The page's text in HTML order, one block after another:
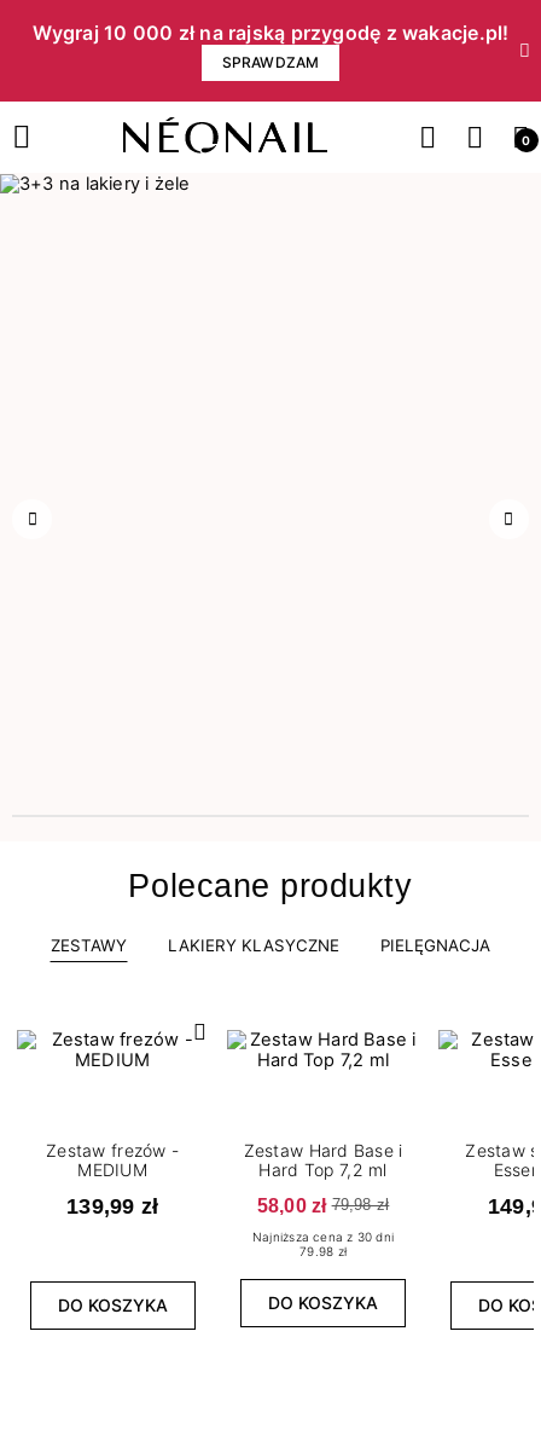
Wygraj 10 000 zł na rajską przygodę z wakacje.pl!​
SPRAWDZAM
0
Polecane produkty
ZESTAWY LAKIERY KLASYCZNE PIELĘGNACJA
Zestaw frezów -
MEDIUM
139,99 zł
DO KOSZYKA
Zestaw Hard Base i
Hard Top 7,2 ml
58,00 zł 79,98 zł
Najniższa cena z 30 dni
79.98 zł
DO KOSZYKA
Zestaw
DO